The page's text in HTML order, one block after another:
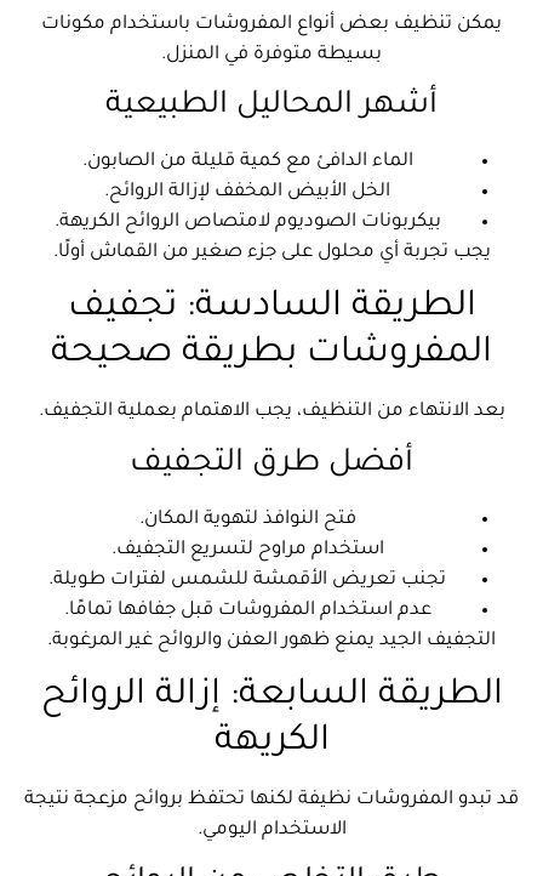
يمكن تنظيف بعض أنواع المفروشات باستخدام مكونات
بسيطة متوفرة في المنزل.
أشهر المحاليل الطبيعية
الماء الدافئ مع كمية قليلة من الصابون.
الخل الأبيض المخفف لإزالة الروائح.
بيكربونات الصوديوم لامتصاص الروائح الكريهة.
يجب تجربة أي محلول على جزء صغير من القماش أولًا.
الطريقة السادسة: تجفيف
المفروشات بطريقة صحيحة
بعد الانتهاء من التنظيف، يجب الاهتمام بعملية التجفيف.
أفضل طرق التجفيف
فتح النوافذ لتهوية المكان.
استخدام مراوح لتسريع التجفيف.
تجنب تعريض الأقمشة للشمس لفترات طويلة.
عدم استخدام المفروشات قبل جفافها تمامًا.
التجفيف الجيد يمنع ظهور العفن والروائح غير المرغوبة.
الطريقة السابعة: إزالة الروائح
الكريهة
قد تبدو المفروشات نظيفة لكنها تحتفظ بروائح مزعجة نتيجة
الاستخدام اليومي.